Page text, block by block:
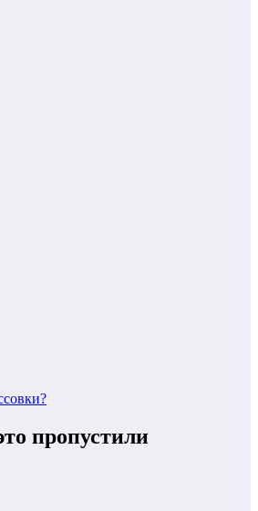
пропустили